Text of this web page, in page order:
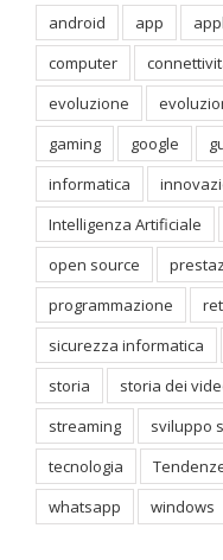
android app
computer
evoluzione
gaming
google
informatica
Intelligenza Artificiale
open source
programmazione
sicurezza informatica
storia
storia dei
streaming
sviluppo
tecnologia
whatsapp
windows